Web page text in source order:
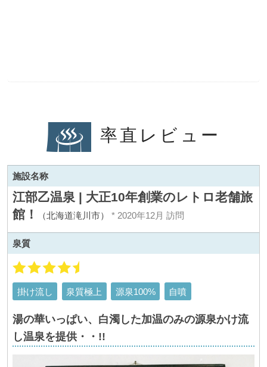
率直レビュー
施設名称
江部乙温泉 | 大正10年創業のレトロ老舗旅
館！
（北海道滝川市） * 2020年12月 訪問
泉質
掛け流し 泉質極上 源泉100% 自噴
湯の華いっぱい、白濁した加温のみの源泉かけ流
し温泉を提供・・!!